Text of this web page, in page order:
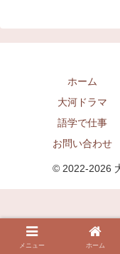
ホーム
大河ドラマ
語学で仕事
お問い合わせ
© 2022-2026
メニュー ホーム